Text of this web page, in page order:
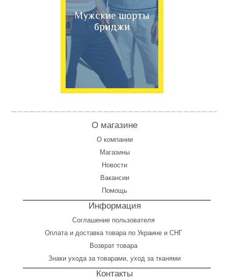
Мужские шорты
бриджи
О магазине
О компании
Магазины
Новости
Вакансии
Помощь
Информация
Соглашение пользователя
Оплатаи доставка товара по Украине и СНГ
Возврат товара
Знаки ухода за товарами, уход за тканями
Контакты